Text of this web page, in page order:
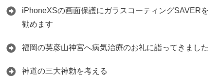
iPhoneXSの画面保護にガラスコーティングSAVERを
勧めます
福岡の英彦山神宮へ病気治療のお礼に詣ってきました
神道の三大神勅を考える